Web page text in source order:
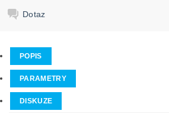
Dotaz
POPIS
PARAMETRY
DISKUZE